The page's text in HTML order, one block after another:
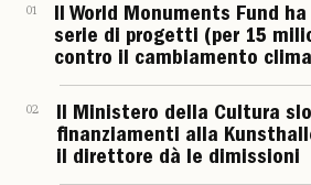
01
Il World Monuments Fund
serie di progetti (per 15
contro il cambiamento
02
Il Ministero della Cultura
finanziamenti alla
il direttore dà le dimissioni